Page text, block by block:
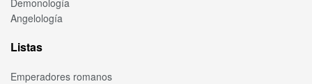
Angelología
Listas
Emperadores romanos